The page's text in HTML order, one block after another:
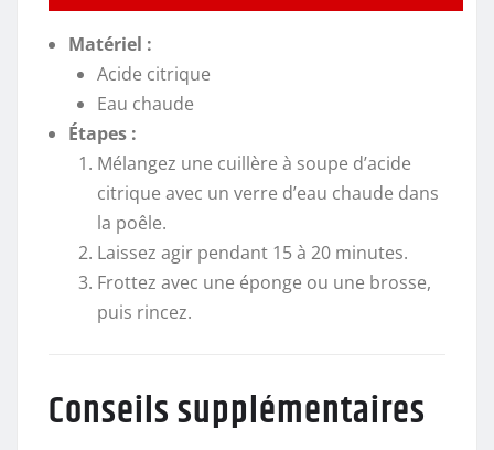
Matériel :
Acide citrique
Eau chaude
Étapes :
Mélangez une cuillère à soupe d’acide
citrique avec un verre d’eau chaude dans
la poêle.
Laissez agir pendant 15 à 20 minutes.
Frottez avec une éponge ou une brosse,
puis rincez.
Conseils supplémentaires